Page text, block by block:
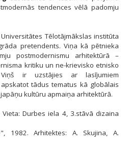
tendences vēlā padomju
Tēlotājmākslas institūta
pretendents. Viņa kā pētnieka
postmodernismu arhitektūrā –
kritiku un ne-krievisko etnisko
Viņš ir uzstājies ar lasījumiem
tādus tematus kā globālais
kultūru apmaiņa arhitektūrā.
Durbes iela 4, 3.stāvā dizaina
1982. Arhitektes: A. Skujina, A.